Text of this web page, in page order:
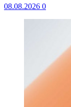
08.08.2026 0